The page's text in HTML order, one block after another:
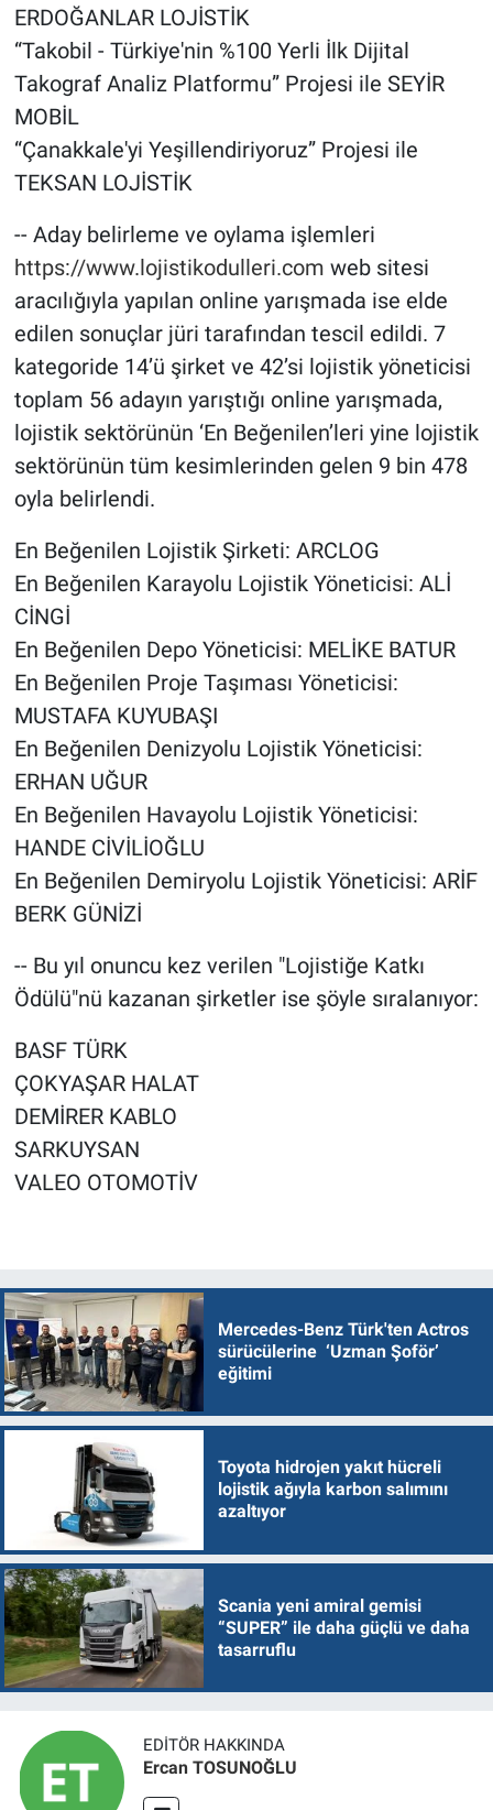
ERDOĞANLAR LOJİSTİK
“Takobil - Türkiye'nin %100 Yerli İlk Dijital
Takograf Analiz Platformu” Projesi ile SEYİR
MOBİL
“Çanakkale'yi Yeşillendiriyoruz” Projesi ile
TEKSAN LOJİSTİK
-- Aday belirleme ve oylama işlemleri
https://www.lojistikodulleri.com web sitesi
aracılığıyla yapılan online yarışmada ise elde
edilen sonuçlar jüri tarafından tescil edildi. 7
kategoride 14’ü şirket ve 42’si lojistik yöneticisi
toplam 56 adayın yarıştığı online yarışmada,
lojistik sektörünün ‘En Beğenilen’leri yine lojistik
sektörünün tüm kesimlerinden gelen 9 bin 478
oyla belirlendi.
En Beğenilen Lojistik Şirketi: ARCLOG
En Beğenilen Karayolu Lojistik Yöneticisi: ALİ
CİNGİ
En Beğenilen Depo Yöneticisi: MELİKE BATUR
En Beğenilen Proje Taşıması Yöneticisi:
MUSTAFA KUYUBAŞI
En Beğenilen Denizyolu Lojistik Yöneticisi:
ERHAN UĞUR
En Beğenilen Havayolu Lojistik Yöneticisi:
HANDE CİVİLİOĞLU
En Beğenilen Demiryolu Lojistik Yöneticisi: ARİF
BERK GÜNİZİ
-- Bu yıl onuncu kez verilen "Lojistiğe Katkı
Ödülü"nü kazanan şirketler ise şöyle sıralanıyor:
BASF TÜRK
ÇOKYAŞAR HALAT
DEMİRER KABLO
SARKUYSAN
VALEO OTOMOTİV
Mercedes-Benz Türk'ten Actros
sürücülerine ‘Uzman Şoför’
eğitimi
Toyota hidrojen yakıt hücreli
lojistik ağıyla karbon salımını
azaltıyor
Scania yeni amiral gemisi
“SUPER” ile daha güçlü ve daha
tasarruflu
EDITÖR HAKKINDA
Ercan TOSUNOĞLU